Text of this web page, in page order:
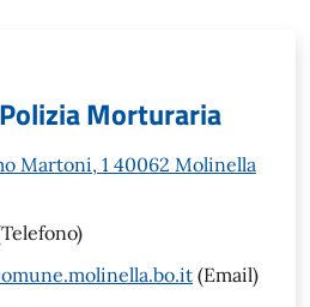
Morturaria
Martoni, 1 40062 Molinella
(Email)